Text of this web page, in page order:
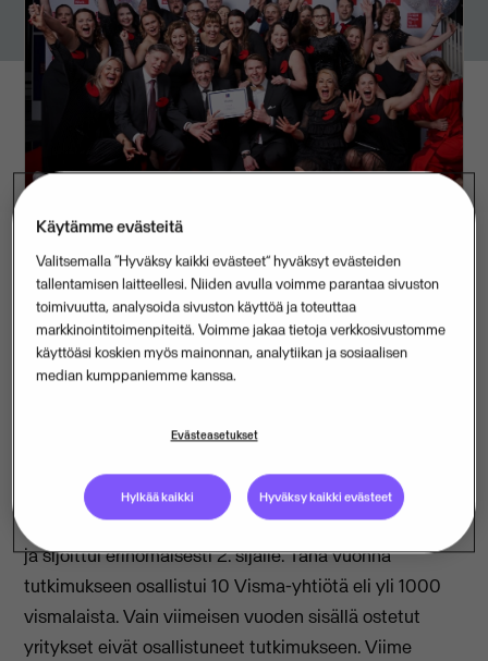
Ohjelmistoyhtiö Visma sijoittui erinomaisesti toiselle
sijalle Suomen parhaat työpaikat 2020 -tutkimuksen
suurten yritysten sarjassa. Suomen Visma-yhtiöt
osallistuivat tutkimukseen toista kertaa yhdessä.
yhdessä Suomen parhaat työpaikat -tutkimuksen
suurten organisaatioiden sarjaan (yli 500 työntekijää)
ja sijoittui erinomaisesti 2. sijalle. Tänä vuonna
tutkimukseen osallistui 10 Visma-yhtiötä eli yli 1000
vismalaista. Vain viimeisen vuoden sisällä ostetut
yritykset eivät osallistuneet tutkimukseen. Viime
Käytämme evästeitä
Valitsemalla “Hyväksy kaikki evästeet” hyväksyt evästeiden
tallentamisen laitteellesi. Niiden avulla voimme parantaa sivuston
toimivuutta, analysoida sivuston käyttöä ja toteuttaa
markkinointitoimenpiteitä. Voimme jakaa tietoja verkkosivustomme
käyttöäsi koskien myös mainonnan, analytiikan ja sosiaalisen
median kumppaniemme kanssa.
Evästeasetukset
Hylkää kaikki Hyväksy kaikki evästeet